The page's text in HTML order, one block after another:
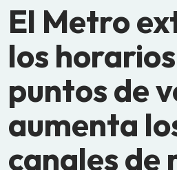
El Metro
los
puntos de
aumenta
canales de